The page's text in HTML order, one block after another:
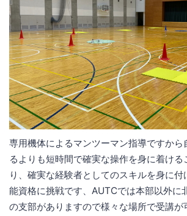
専用機体によるマンツーマン指導ですから
るよりも短時間で確実な操作を身に着ける
り、確実な経験者としてのスキルを身に付
能資格に挑戦です、AUTCでは本部以外に
の支部がありますので様々な場所で受講が